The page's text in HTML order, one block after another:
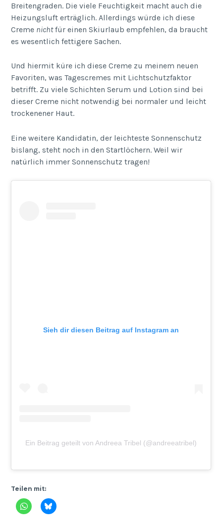
Breitengraden. Die viele Feuchtigkeit macht auch die
Heizungsluft erträglich. Allerdings würde ich diese
Creme nichtfür einen Skiurlaub empfehlen, da braucht
es wesentlich fettigere Sachen.
Und hiermit küre ich diese Creme zu meinem neuen
Favoriten, was Tagescremes mit Lichtschutzfaktor
betrifft. Zu viele Schichten Serum und Lotion sind bei
dieser Creme nicht notwendig bei normaler und leicht
trockenener Haut.
Eine weitere Kandidatin, der leichteste Sonnenschutz
bislang, steht noch in den Startlöchern. Weil wir
natürlich immer Sonnenschutz tragen!
Sieh dir diesen Beitrag auf Instagram an
Ein Beitrag geteilt von Andreea Tribel (@andreeatribel)
Teilen mit: